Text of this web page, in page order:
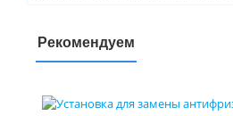
Рекомендуем